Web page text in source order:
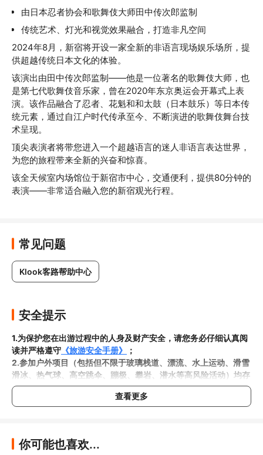
由日本忍者协会和歌舞伎大师田中传次郎监制
传统艺术、灯光和视觉效果融合，打造非凡空间
2024年8月，新宿将开设一家全新的非语言现场娱乐场所，提
供超越传统日本文化的体验。
该演出由田中传次郎监制——他是一位著名的歌舞伎大师，也
是第七代歌舞伎音乐家，曾在2020年东京奥运会开幕式上表
演。该作品融合了忍者、花魁和和太鼓（日本鼓乐）等日本传
统元素，通过自江户时代传承至今、不断演进的歌舞伎舞台技
术呈现。
顶尖表演者将带您进入一个超越语言的迷人非语言表达世界，
为您的旅程带来全新的兴奋和惊喜。
该全天候室内场馆位于新宿市中心，交通便利，提供80分钟的
表演——非常适合融入您的新宿观光行程。
常见问题
Klook客路帮助中心
安全提示
1.为保护您在出游过程中的人身及财产安全，请您务必仔细认真阅
读并严格遵守 《旅游安全手册》
；
2.参加户外项目（包括但不限于玻璃栈道、漂流、水上运动、滑雪
滑冰、热气球、高空跳伞、蹦极、攀岩、潜水等高风险活动）均存
在一定风险，请您在参与相应项目之前充分了解《安全防护指
，在结合自身身体真实状况、年龄等情况并充分参考当地相关
龄、准入身高及准入体重等准入要求
成行的后果由您自行承担；
查看更多
你可能也喜欢...